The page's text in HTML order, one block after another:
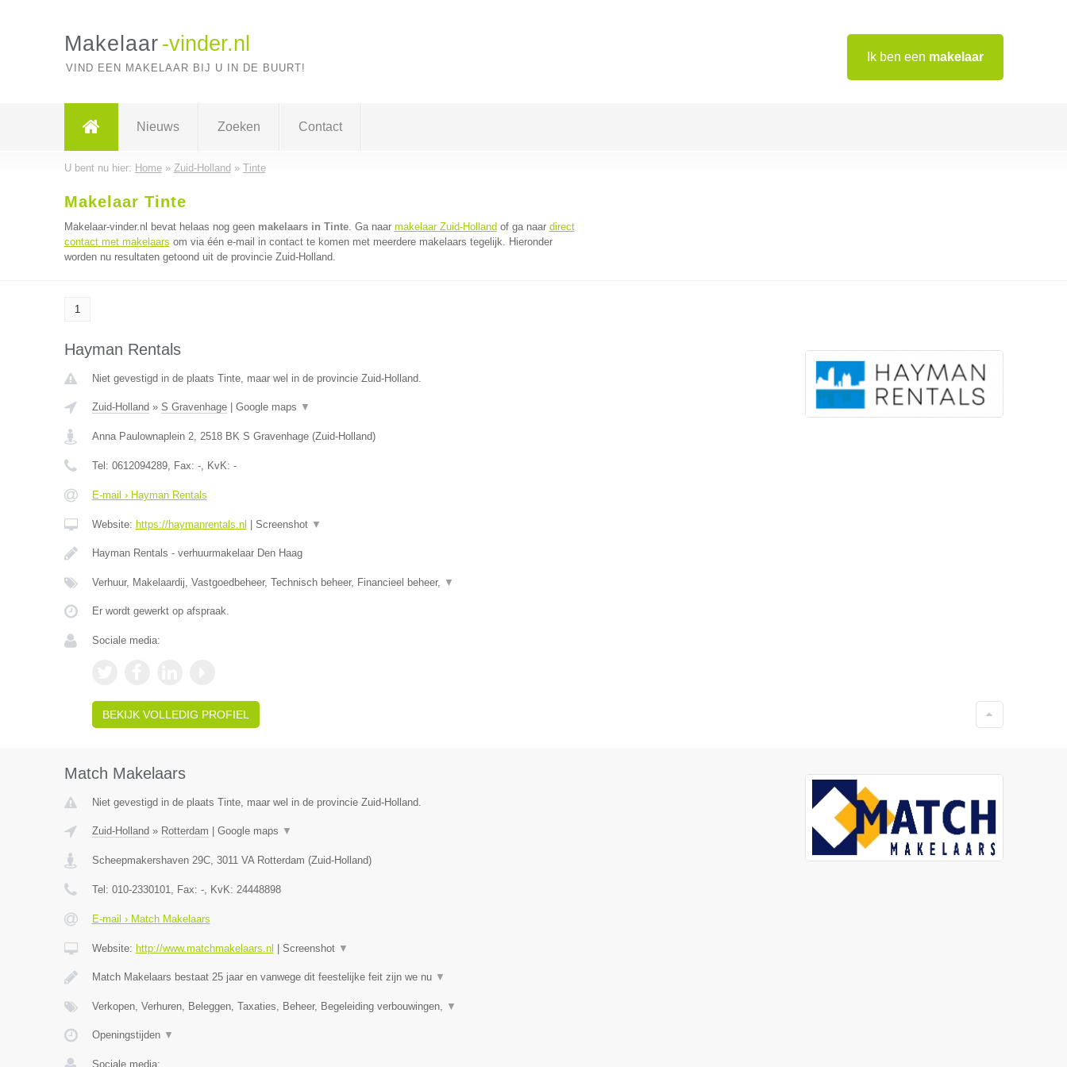
Ik ben een makelaar
Makelaar -vinder.nl
VIND EEN MAKELAAR BIJ U IN DE BUURT!
Nieuws Zoeken Contact
U bent nu hier: Home» Zuid-Holland » Tinte
Makelaar Tinte
Makelaar-vinder.nl bevat helaas nog geen makelaars in Tinte. Ga naar makelaar Zuid-Holland of ga naar direct
contact met makelaars om via één e-mail in contact te komen met meerdere makelaars tegelijk. Hieronder
worden nu resultaten getoond uit de provincie Zuid-Holland.
1
Hayman Rentals
Niet gevestigd in de plaats Tinte, maar wel in de provincie Zuid-Holland.
Zuid-Holland » S Gravenhage| Google maps ▼
Anna Paulownaplein 2, 2518 BK S Gravenhage(Zuid-Holland)
Tel: 0612094289, Fax: -, KvK: -
E-mail › Hayman Rentals
Website: https://haymanrentals.nl Screenshot ▼
Hayman Rentals - verhuurmakelaar Den Haag
Verhuur, Makelaardij, Vastgoedbeheer, Technisch beheer, Financieel beheer, ▼
Er wordt gewerkt op afspraak.
Sociale media:
BEKIJK VOLLEDIG PROFIEL
Match Makelaars
Niet gevestigd in de plaats Tinte, maar wel in de provincie Zuid-Holland.
Zuid-Holland » Rotterdam Google maps ▼
Scheepmakershaven 29C, 3011 VA Rotterdam (Zuid-Holland)
Tel: 010-2330101, Fax: -, KvK: 24448898
E-mail › Match Makelaars
Website: http://www.matchmakelaars.nl Screenshot ▼
Match Makelaars bestaat 25 jaar en vanwege dit feestelijke feit zijn we nu ▼
Verkopen, Verhuren, Beleggen, Taxaties, Beheer, Begeleiding verbouwingen, ▼
Openingstijden ▼
Sociale media: